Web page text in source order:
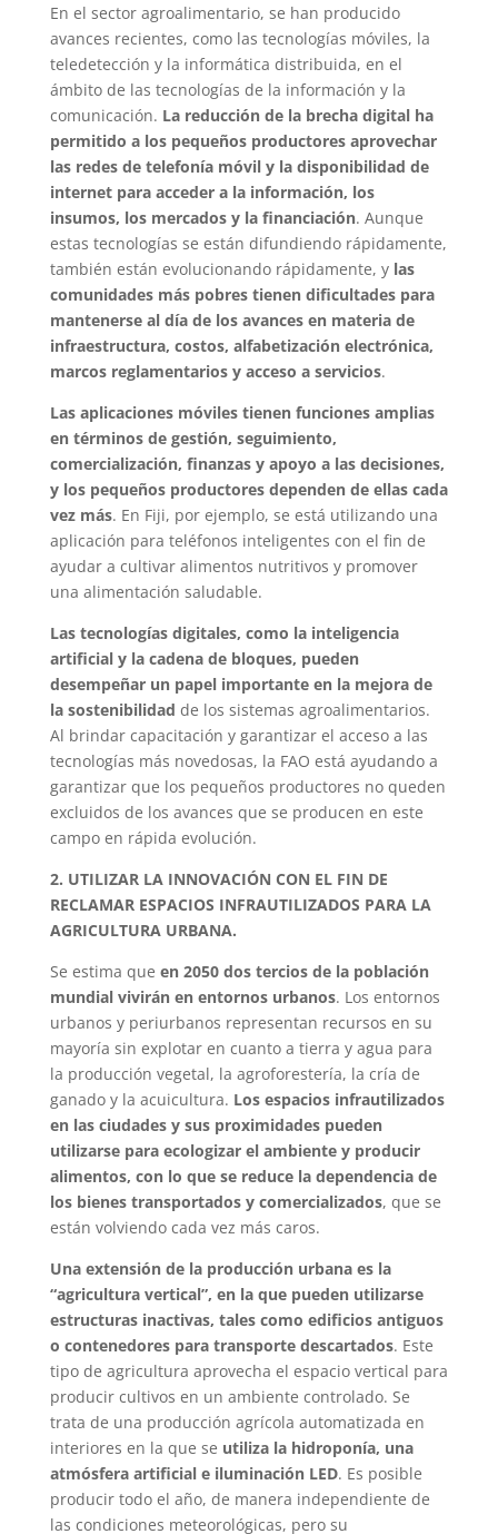
En el sector agroalimentario, se han producido
avances recientes, como las tecnologías móviles, la
teledetección y la informática distribuida, en el
ámbito de las tecnologías de la información y la
comunicación. La reducción de la brecha digital ha
permitido a los pequeños productores aprovechar
las redes de telefonía móvil y la disponibilidad de
internet para acceder a la información, los
insumos, los mercados y la financiación. Aunque
estas tecnologías se están difundiendo rápidamente,
también están evolucionando rápidamente, y las
comunidades más pobres tienen dificultades para
mantenerse al día de los avances en materia de
infraestructura, costos, alfabetización electrónica,
marcos reglamentarios y acceso a servicios.
Las aplicaciones móviles tienen funciones amplias
en términos de gestión, seguimiento,
comercialización, finanzas y apoyo a las decisiones,
y los pequeños productores dependen de ellas cada
vez más. En Fiji, por ejemplo, se está utilizando una
aplicación para teléfonos inteligentes con el fin de
ayudar a cultivar alimentos nutritivos y promover
una alimentación saludable.
Las tecnologías digitales, como la inteligencia
artificial y la cadena de bloques, pueden
desempeñar un papel importante en la mejora de
la sostenibilidad de los sistemas agroalimentarios.
Al brindar capacitación y garantizar el acceso a las
tecnologías más novedosas, la FAO está ayudando a
garantizar que los pequeños productores no queden
excluidos de los avances que se producen en este
campo en rápida evolución.
2. UTILIZAR LA INNOVACIÓN CON EL FIN DE
RECLAMAR ESPACIOS INFRAUTILIZADOS PARA LA
AGRICULTURA URBANA.
Se estima que en 2050 dos tercios de la población
mundial vivirán en entornos urbanos. Los entornos
urbanos y periurbanos representan recursos en su
mayoría sin explotar en cuanto a tierra y agua para
la producción vegetal, la agroforestería, la cría de
ganado y la acuicultura. Los espacios infrautilizados
en las ciudades y sus proximidades pueden
utilizarse para ecologizar el ambiente y producir
alimentos, con lo que se reduce la dependencia de
los bienes transportados y comercializados, que se
están volviendo cada vez más caros.
Una extensión de la producción urbana es la
“agricultura vertical”, en la que pueden utilizarse
estructuras inactivas, tales como edificios antiguos
o contenedores para transporte descartados. Este
tipo de agricultura aprovecha el espacio vertical para
producir cultivos en un ambiente controlado. Se
trata de una producción agrícola automatizada en
interiores en la que se utiliza la hidroponía, una
atmósfera artificial e iluminación LED. Es posible
producir todo el año, de manera independiente de
las condiciones meteorológicas, pero su